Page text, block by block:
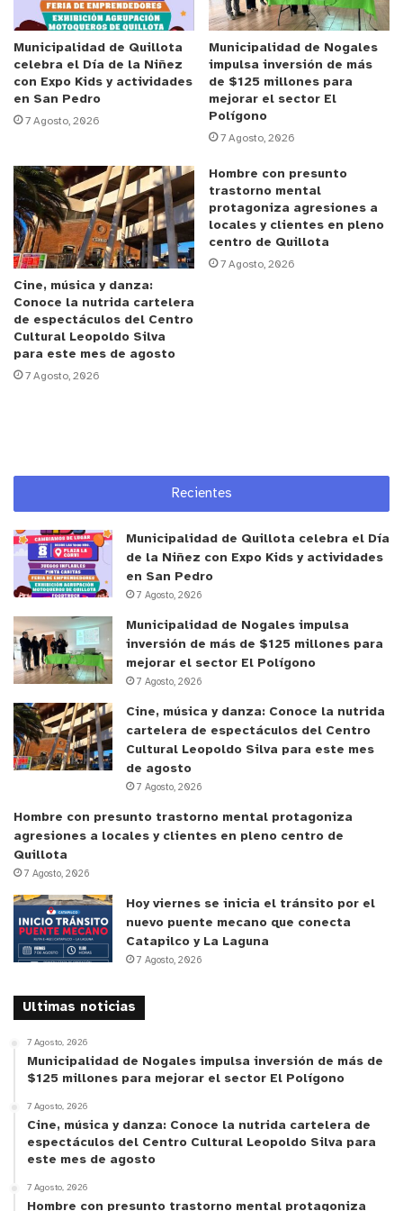
oportunidades no llegan por sí solas, hay que salir
a buscarlas. La ciencia fue una de esas
oportunidades para mí”, relata Julieta,
definiéndose con orgullo como una estudiante,
científica y líder juvenil. Su ingreso a este selecto
grupo internacional no fue una coincidencia, sino
el resultado de un desgastante proceso de
selección por etapas que midió al milímetro sus
capacidades.
Para alcanzar este hito, Julieta debió enviar un
nutrido expediente con su currículum, cartas de
motivación, de recomendación, historial académico
y certificados de talleres científicos. Tras superar
el filtro curricular, el desafío subió de nivel: debió
de física y mecánica cuántica.
El momento en que llegó la confirmación quedó
grabado en su memoria como un torbellino de
emociones: “Cuando recibí la noticia de que había
quedado seleccionada sentí una felicidad enorme,
pero también una gran responsabilidad. Hasta ese
momento solo pensaba cómo sería convertirme en
la primera mujer chilena en ser parte de esta Red
Internacional de Física y el impacto que podría
llegar a generar teniendo este rol”.
Una comunidad cuántica para Chile
La pauta de trabajo de la joven de San Antonio
está lejos de ser puramente teórica; tiene un
fuerte componente social y de descentralización.
plazo será dar a conocer esta Red Internacional
de Física en el territorio nacional, dictando
talleres, charlas y pautas de divulgación para
en los desafíos internacionales de la red. “Quiero
resultados”, asegura con convicción.
Aunque la posibilidad de viajar y representar al
país en las citas internacionales de la
organización está sobre la mesa, mantiene los
demostrar con trabajo y compromiso que estoy a
Municipalidad de Quillota
celebra el Día de la Niñez
con Expo Kids y actividades
en San Pedro
7 Agosto, 2026
Municipalidad de Nogales
impulsa inversión de más
de $125 millones para
mejorar el sector El
Polígono
7 Agosto, 2026
Cine, música y danza:
Conoce la nutrida cartelera
de espectáculos del Centro
Cultural Leopoldo Silva
para este mes de agosto
7 Agosto, 2026
Hombre con presunto
trastorno mental
protagoniza agresiones a
locales y clientes en pleno
centro de Quillota
7 Agosto, 2026
Recientes
Municipalidad de Quillota celebra el Día
de la Niñez con Expo Kids y actividades
en San Pedro
7 Agosto, 2026
Municipalidad de Nogales impulsa
inversión de más de $125 millones para
mejorar el sector El Polígono
7 Agosto, 2026
Cine, música y danza: Conoce la nutrida
cartelera de espectáculos del Centro
Cultural Leopoldo Silva para este mes
de agosto
7 Agosto, 2026
Hombre con presunto trastorno mental protagoniza
agresiones a locales y clientes en pleno centro de
Quillota
7 Agosto, 2026
Hoy viernes se inicia el tránsito por el
nuevo puente mecano que conecta
Catapilco y La Laguna
7 Agosto, 2026
Ultimas noticias
7 Agosto, 2026
Municipalidad de Nogales impulsa inversión de más de
$125 millones para mejorar el sector El Polígono
7 Agosto, 2026
Cine, música y danza: Conoce la nutrida cartelera de
espectáculos del Centro Cultural Leopoldo Silva para
este mes de agosto
7 Agosto, 2026
Hombre con presunto trastorno mental protagoniza